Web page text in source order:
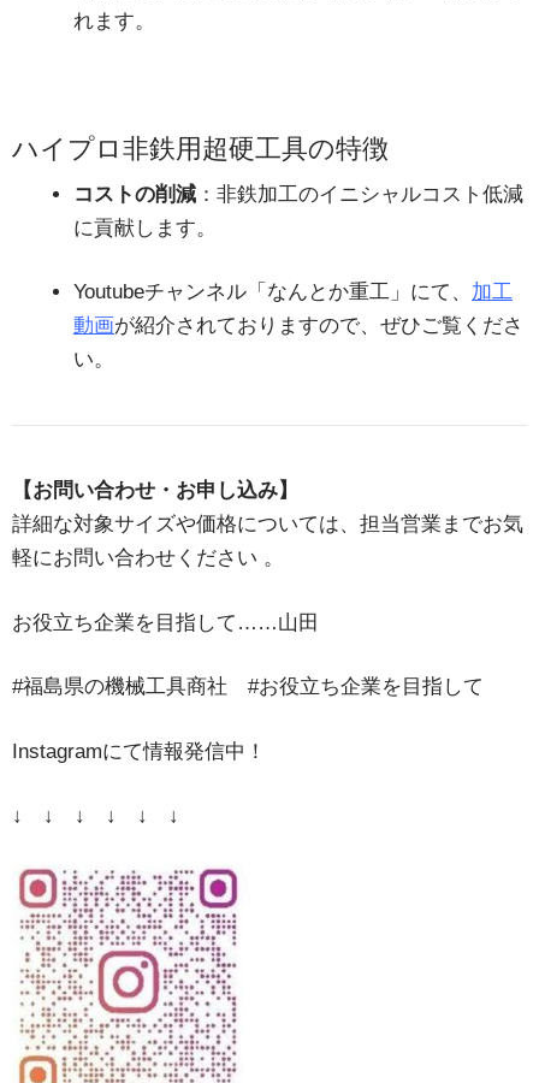
れます。
ハイプロ非鉄用超硬工具の特徴
コストの削減 ：非鉄加工のイニシャルコスト低減
に貢献します。
Youtubeチャンネル「なんとか重工」にて、 加工
動画が紹介されておりますので、ぜひご覧くださ
い。
【お問い合わせ・お申し込み】
詳細な対象サイズや価格については、担当営業までお気
軽にお問い合わせください 。
お役立ち企業を目指して……山田
#福島県の機械工具商社 #お役立ち企業を目指して
Instagramにて情報発信中！
↓ ↓ ↓ ↓ ↓ ↓